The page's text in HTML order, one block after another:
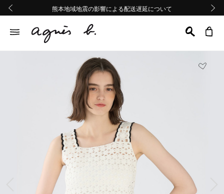
熊本地域地震の影響による配送遅延について
Summer Sale 2buy10%OFF!!
熊本地域地震の影響による配送遅延について
Summer Sale 2buy10%OFF!!